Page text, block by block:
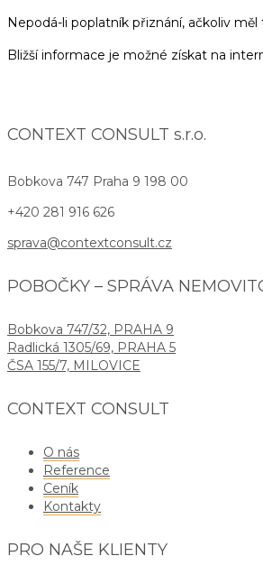
Nepodá-li poplatník přiznání, ačkoliv
Bližší informace je možné získat na
CONTEXT CONSULT s.r.o.
Bobkova 747 Praha 9 198 00
+420 281 916 626
sprava@contextconsult.cz
POBOČKY – SPRÁVA
Bobkova 747/32, PRAHA 9
Radlická 1305/69, PRAHA 5
ČSA 155/7, MILOVICE
CONTEXT CONSULT
O nás
Reference
Ceník
Kontakty
PRO NAŠE KLIENTY